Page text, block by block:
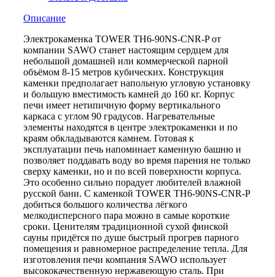
Описание
Электрокаменка TOWER TH6-90NS-CNR-P от
компании SAWO станет настоящим сердцем для
небольшой домашней или коммерческой парной
объёмом 8-15 метров кубических. Конструкция
каменки предполагает напольную угловую установку
и большую вместимость камней до 160 кг. Корпус
печи имеет нетипичную форму вертикального
каркаса c углом 90 градусов. Нагревательные
элементы находятся в центре электрокаменки и по
краям обкладываются камнем. Готовая к
эксплуатации печь напоминает каменную башню и
позволяет поддавать воду во время парения не только
сверху каменки, но и по всей поверхности корпуса.
Это особенно сильно порадует любителей влажной
русской бани. С каменкой TOWER TH6-90NS-CNR-P
добиться большого количества лёгкого
мелкодисперсного пара можно в самые короткие
сроки. Ценителям традиционной сухой финской
сауны придётся по душе быстрый прогрев парного
помещения и равномерное распределение тепла. Для
изготовления печи компания SAWO использует
высококачественную нержавеющую сталь. При